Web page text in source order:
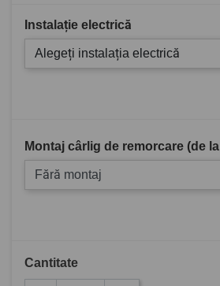
Instalație electrică
Alegeți instalația electrică
Montaj cârlig de remorcare (de la
Fără montaj
Cantitate